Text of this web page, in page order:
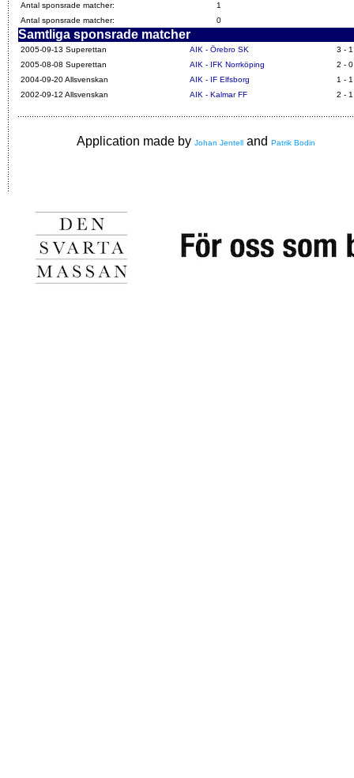
Antal sponsrade matcher:
1
Antal sponsrade matcher:
0
Samtliga sponsrade matcher
2005-09-13 Superettan AIK - Örebro SK
3 - 1
2005-08-08 Superettan
AIK - IFK Norrköping
2 - 0
2004-09-20 Allsvenskan
AIK - IF Elfsborg
1 - 1
2002-09-12 Allsvenskan
AIK - Kalmar FF 2 - 1
Application made by Johan Jentell and Patrik Bodin